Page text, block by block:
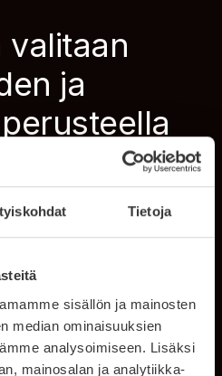
Tietoja
sisällön ja mainosten
median ominaisuuksien
analysoimiseen. Lisäksi
mainosalan ja analytiikka-
valitaan
ja
kilpailutekijä. Järjestelmien
järjestelmien turvallisuutta,
tuotantoa myös
tuottoa.
joihin voi luottaa
on läpinäkyvät